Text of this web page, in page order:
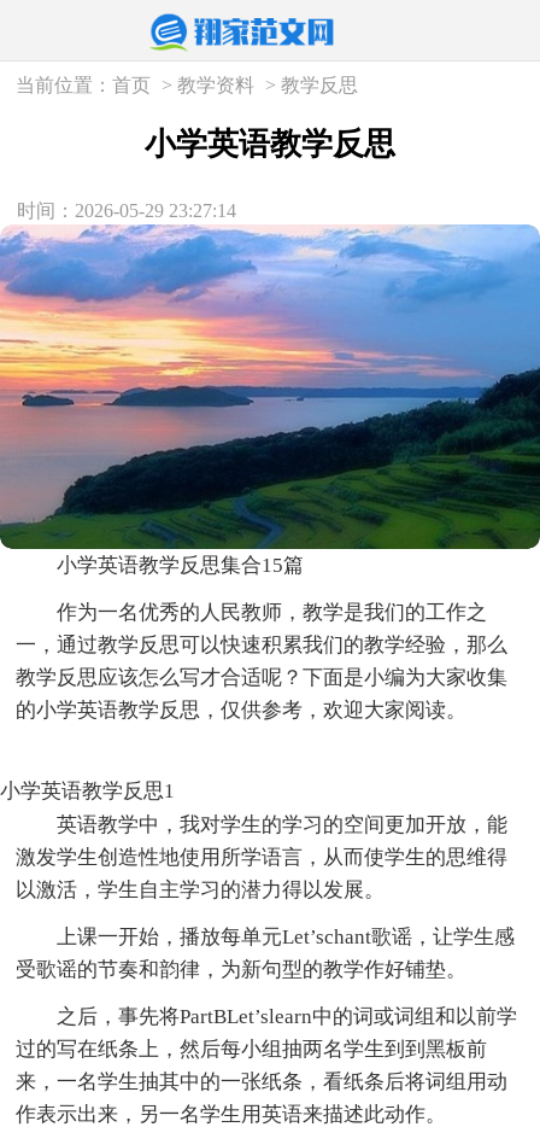
当前位置：首页 >教学资料 >教学反思
小学英语教学反思
时间：2026-05-29 23:27:14
小学英语教学反思集合15篇
作为一名优秀的人民教师，教学是我们的工作之
一，通过教学反思可以快速积累我们的教学经验，那么
教学反思应该怎么写才合适呢？下面是小编为大家收集
的小学英语教学反思，仅供参考，欢迎大家阅读。
小学英语教学反思1
英语教学中，我对学生的学习的空间更加开放，能
激发学生创造性地使用所学语言，从而使学生的思维得
以激活，学生自主学习的潜力得以发展。
上课一开始，播放每单元Let’schant歌谣，让学生感
受歌谣的节奏和韵律，为新句型的教学作好铺垫。
之后，事先将PartBLet’slearn中的词或词组和以前学
过的写在纸条上，然后每小组抽两名学生到到黑板前
来，一名学生抽其中的一张纸条，看纸条后将词组用动
作表示出来，另一名学生用英语来描述此动作。